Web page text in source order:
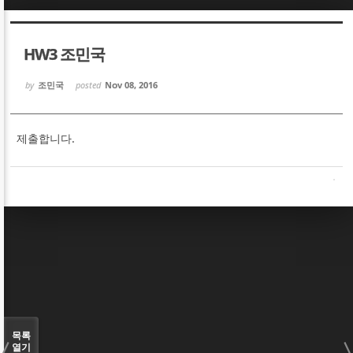
HW3 조민국
by 조민국 posted Nov 08, 2016
제출합니다.
목록
열기
Sketchbook5, 스케치북5
Sketchbook5, 스케치북5
Sketchbook5, 스케치북5
Sketchbook5, 스케치북5